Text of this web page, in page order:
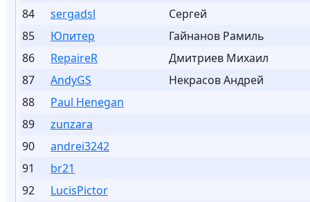
84
sergadsl
Сергей
85
Юпитер
Гайнанов Рамиль
86
RepaireR
Дмитриев Михаил
87
AndyGS
Некрасов Андрей
88
Paul Henegan
89
zunzara
90
andrei3242
91
br21
92
LucisPictor